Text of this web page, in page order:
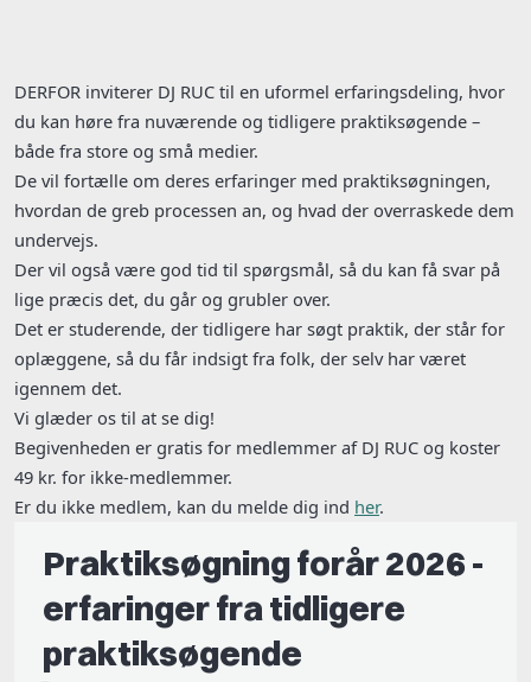
DERFOR inviterer DJ RUC til en uformel erfaringsdeling, hvor
du kan høre fra nuværende og tidligere praktiksøgende –
både fra store og små medier.
De vil fortælle om deres erfaringer med praktiksøgningen,
hvordan de greb processen an, og hvad der overraskede dem
undervejs.
Der vil også være god tid til spørgsmål, så du kan få svar på
lige præcis det, du går og grubler over.
Det er studerende, der tidligere har søgt praktik, der står for
oplæggene, så du får indsigt fra folk, der selv har været
igennem det.
Vi glæder os til at se dig!
Begivenheden er gratis for medlemmer af DJ RUC og koster
49 kr. for ikke-medlemmer.
Er du ikke medlem, kan du melde dig ind her.
Praktiksøgning forår 2026 -
erfaringer fra tidligere
praktiksøgende